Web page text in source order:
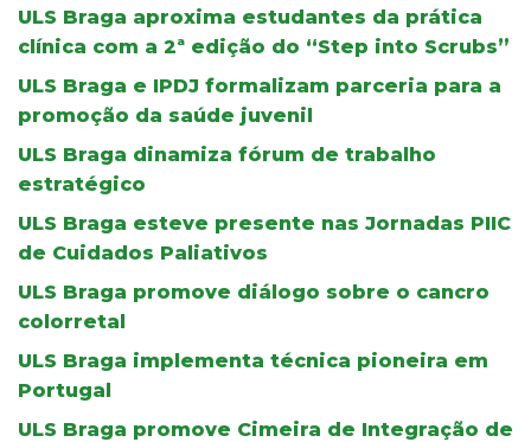
ULS Braga aproxima estudantes da prática
clínica com a 2ª edição do “Step into Scrubs”
ULS Braga e IPDJ formalizam parceria para a
promoção da saúde juvenil
ULS Braga dinamiza fórum de trabalho
estratégico
ULS Braga esteve presente nas Jornadas PIIC
de Cuidados Paliativos
ULS Braga promove diálogo sobre o cancro
colorretal
ULS Braga implementa técnica pioneira em
Portugal
ULS Braga promove Cimeira de Integração de